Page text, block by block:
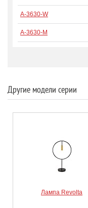
A-3630-W
A-3630-M
Другие модели серии
Лампа Revolta